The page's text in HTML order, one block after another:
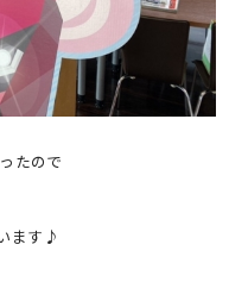
たので
ます♪